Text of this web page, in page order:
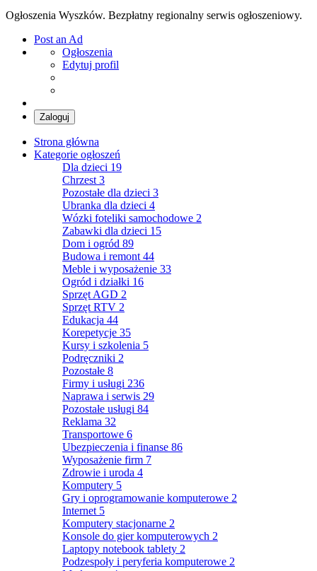
Ogłoszenia Wyszków. Bezpłatny regionalny serwis ogłoszeniowy.
Post an Ad
Ogłoszenia
Edytuj profil
Zaloguj
Strona główna
Kategorie ogłoszeń
Dla dzieci 19
Chrzest 3
Pozostałe dla dzieci 3
Ubranka dla dzieci 4
Wózki foteliki samochodowe 2
Zabawki dla dzieci 15
Dom i ogród 89
Budowa i remont 44
Meble i wyposażenie 33
Ogród i działki 16
Sprzęt AGD 2
Sprzęt RTV 2
Edukacja 44
Korepetycje 35
Kursy i szkolenia 5
Podręczniki 2
Pozostałe 8
Firmy i usługi 236
Naprawa i serwis 29
Pozostałe usługi 84
Reklama 32
Transportowe 6
Ubezpieczenia i finanse 86
Wyposażenie firm 7
Zdrowie i uroda 4
Komputery 5
Gry i oprogramowanie komputerowe 2
Internet 5
Komputery stacjonarne 2
Konsole do gier komputerowych 2
Laptopy notebook tablety 2
Podzespoły i peryferia komputerowe 2